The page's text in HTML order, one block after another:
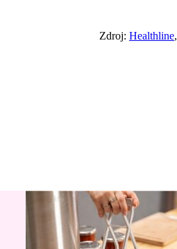
Zdroj: Healthline,